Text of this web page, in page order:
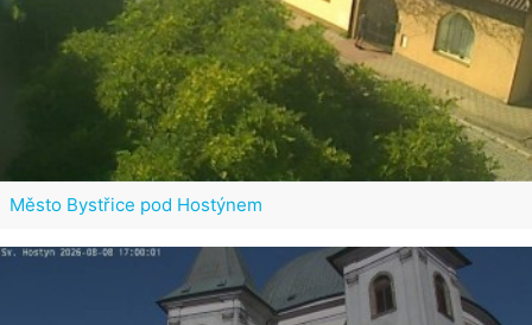
Město Bystřice pod Hostýnem